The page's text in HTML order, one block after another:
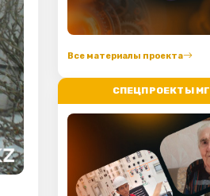
Все материалы проекта
СПЕЦПРОЕКТЫ МГ